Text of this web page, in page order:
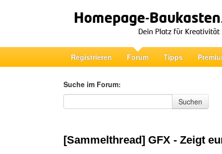
Registrieren Forum Tipps
Suche im Forum:
Suche im Forum
Suchen
[Sammelthread] GFX - Zeigt